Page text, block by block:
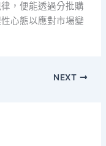
，便能透過分批購
心態以應對市場變
NEXT